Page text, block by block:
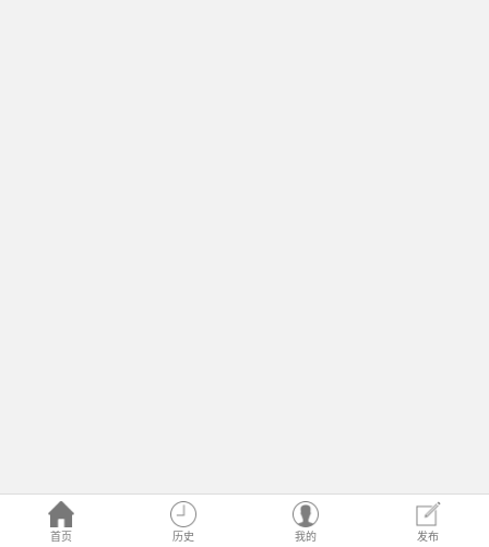
首页 历史 我的 发布